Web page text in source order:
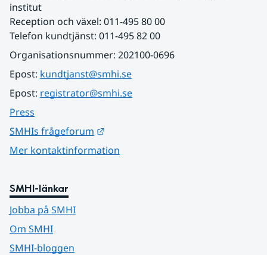
institut
Reception och växel: 011-495 80 00
Telefon kundtjänst: 011-495 82 00
Organisationsnummer: 202100-0696
Epost: kundtjanst@smhi.se
Epost: registrator@smhi.se
Press
SMHIs frågeforum
Mer kontaktinformation
SMHI-länkar
Jobba på SMHI
Om SMHI
SMHI-bloggen